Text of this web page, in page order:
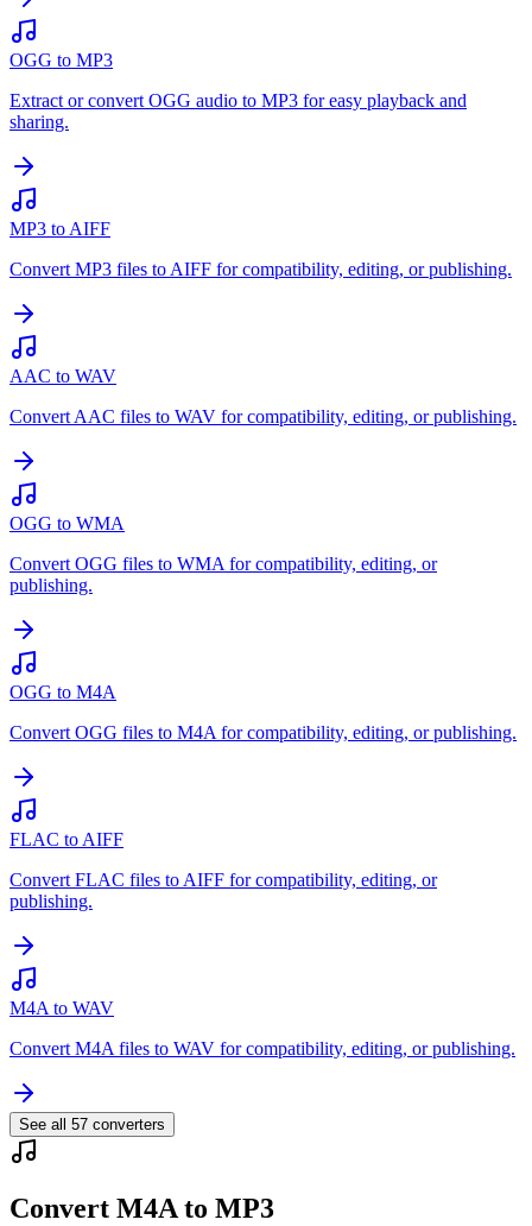
OGG to MP3
Extract or convert OGG audio to MP3 for easy playback and
sharing.
MP3 to AIFF
Convert MP3 files to AIFF for compatibility, editing, or publishing.
AAC to WAV
Convert AAC files to WAV for compatibility, editing, or publishing.
OGG to WMA
Convert OGG files to WMA for compatibility, editing, or
publishing.
OGG to M4A
Convert OGG files to M4A for compatibility, editing, or publishing.
FLAC to AIFF
Convert FLAC files to AIFF for compatibility, editing, or
publishing.
M4A to WAV
Convert M4A files to WAV for compatibility, editing, or publishing.
See all 57 converters
Convert M4A to MP3